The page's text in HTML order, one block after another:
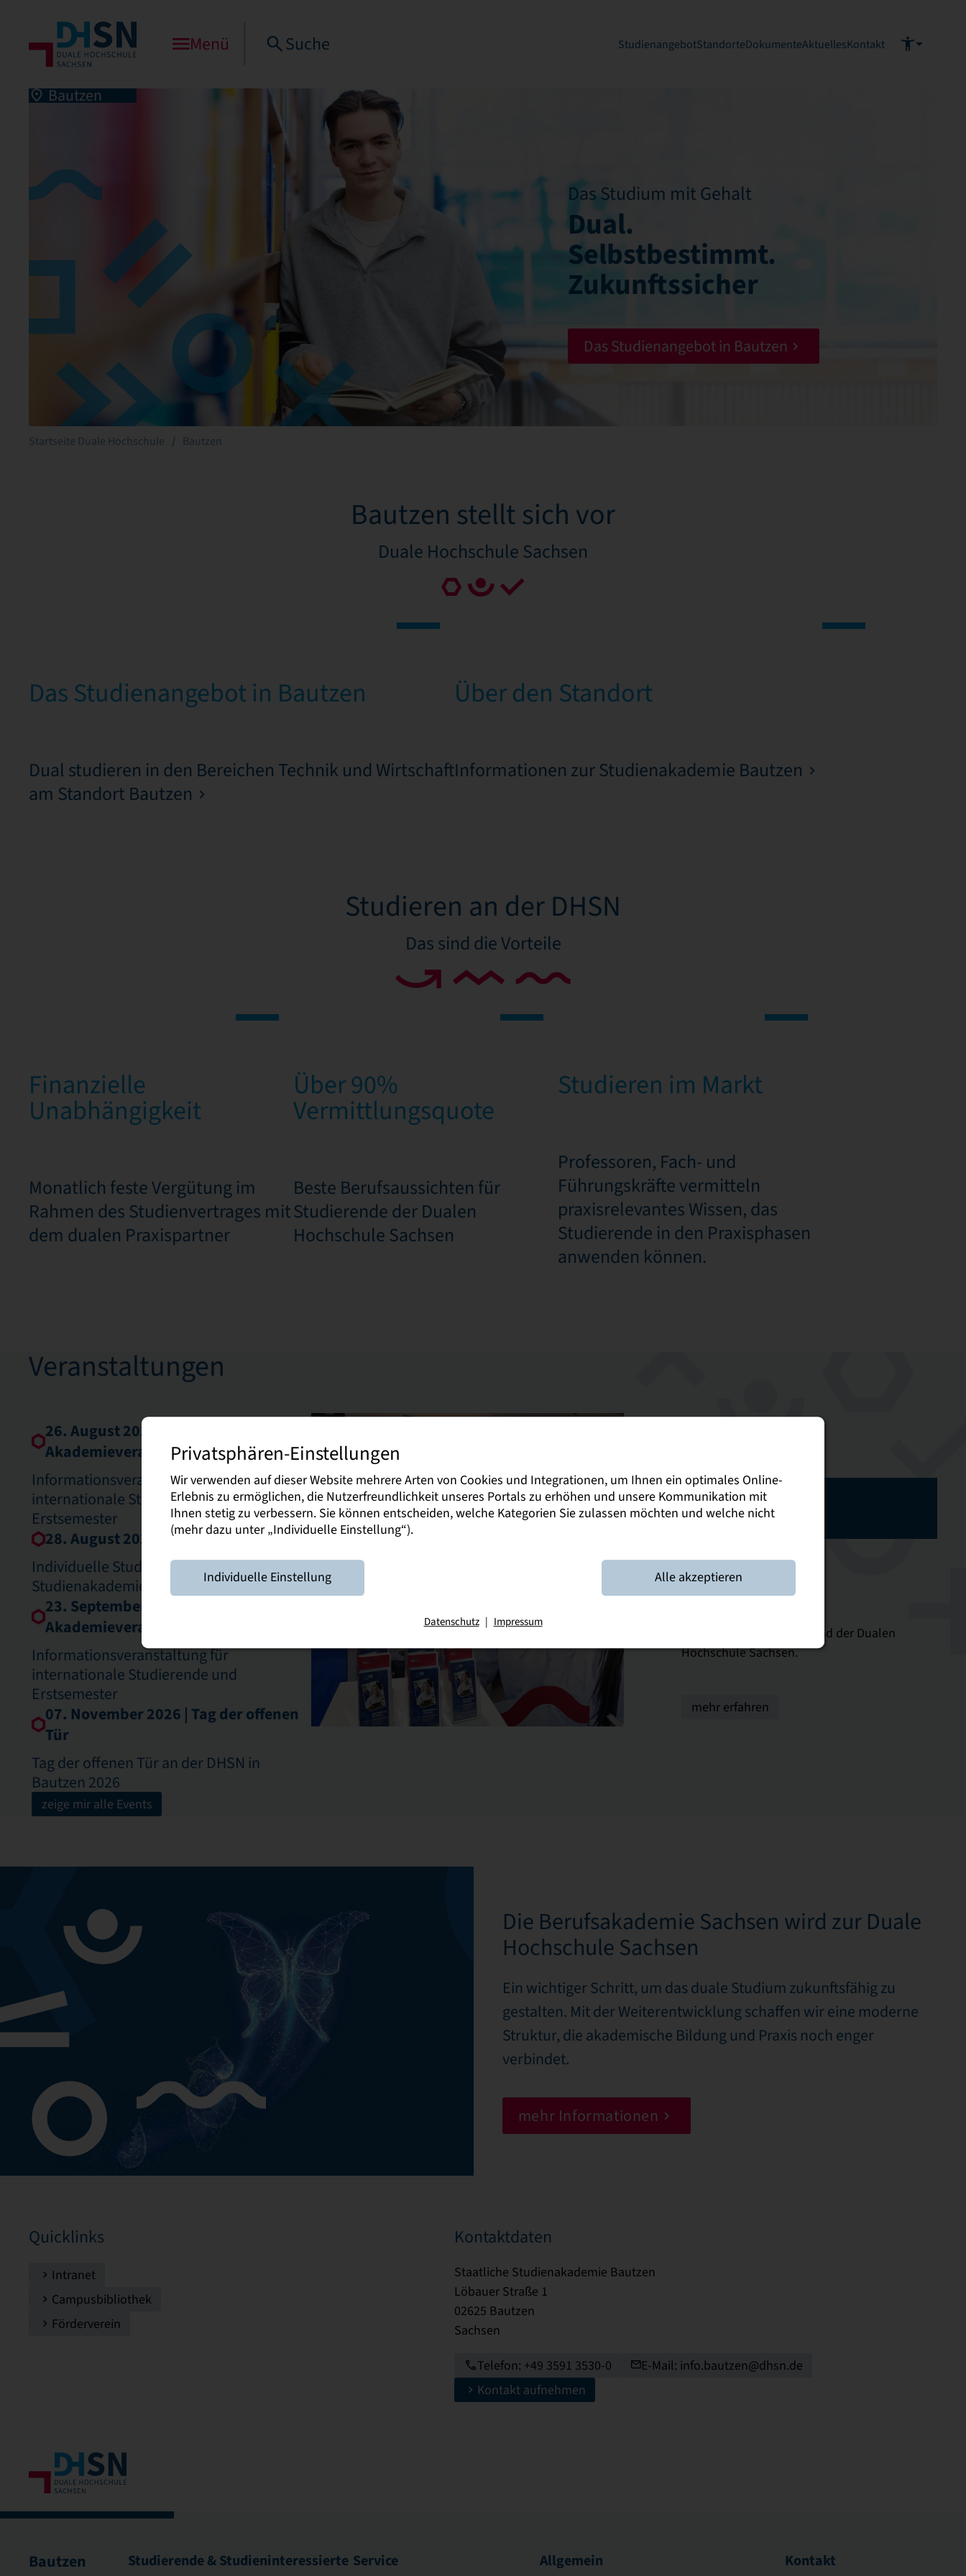
Menü Suche StudienangebotStandorteDokumenteAktuellesKontakt
Bautzen
Das Studium mit Gehalt
Dual.
Selbstbestimmt.
Zukunftssicher
Das Studienangebot in Bautzen
Startseite Duale Hochschule Bautzen
Bautzen stellt sich vor
Duale Hochschule Sachsen
Das Studienangebot in Bautzen
Dual studieren in den Bereichen Technik und Wirtschaft
am Standort Bautzen
Über den Standort
Informationen zur Studienakademie Bautzen
Studieren an der DHSN
Das sind die Vorteile
Finanzielle
Unabhängigkeit
Monatlich feste Vergütung im
Rahmen des Studienvertrages mit
dem dualen Praxispartner
Über 90%
Vermittlungsquote
Beste Berufsaussichten für
Studierende der Dualen
Hochschule Sachsen
Studieren im Markt
Professoren, Fach- und
Führungskräfte vermitteln
praxisrelevantes Wissen, das
Studierende in den Praxisphasen
anwenden können.
Veranstaltungen
26. August 2026 |
Akademieveranstaltung
Informationsveranstaltung für
internationale Studierende und
Erstsemester
28. August 2026 | Studienberatung
Individuelle Studienberatung August
Studienakademie Bautzen
23. September 2026 |
Akademieveranstaltung
Informationsveranstaltung für
internationale Studierende und
Erstsemester
07. November 2026 | Tag der offenen
Tür
Tag der offenen Tür an der DHSN in
Bautzen 2026
zeige mir alle Events
Stuzubi in Dresden
05. September 2026
Besuchen Sie uns am Stand der Dualen
Hochschule Sachsen.
mehr erfahren
Die Berufsakademie Sachsen wird zur Duale
Hochschule Sachsen
Ein wichtiger Schritt, um das duale Studium zukunftsfähig zu
gestalten. Mit der Weiterentwicklung schaffen wir eine moderne
Struktur, die akademische Bildung und Praxis noch enger
verbindet.
mehr Informationen
Quicklinks
Intranet
Campusbibliothek
Förderverein
Kontaktdaten
Staatliche Studienakademie Bautzen
Löbauer Straße 1
02625 Bautzen
Sachsen
Telefon: +49 3591 3530-0
E-Mail: info.bautzen@dhsn.de
Kontakt aufnehmen
Bautzen
Studierende & Studieninteressierte Service Allgemein Kontakt
Privatsphären-Einstellungen
Wir verwenden auf dieser Website mehrere Arten von Cookies und Integrationen, um Ihnen ein optimales Online-
Erlebnis zu ermöglichen, die Nutzerfreundlichkeit unseres Portals zu erhöhen und unsere Kommunikation mit
Ihnen stetig zu verbessern. Sie können entscheiden, welche Kategorien Sie zulassen möchten und welche nicht
(mehr dazu unter „Individuelle Einstellung“).
Individuelle Einstellung Alle akzeptieren
Datenschutz | Impressum